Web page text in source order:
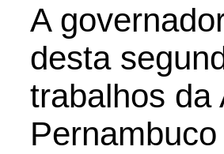
A
desta
trabalhos da